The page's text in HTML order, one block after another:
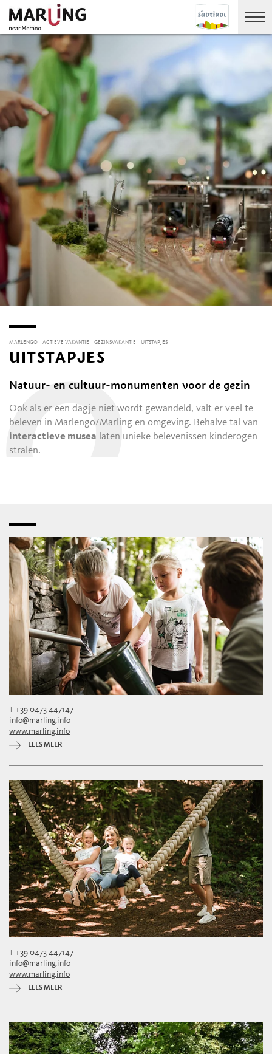
MARLENGO ACTIEVE VAKANTIE GEZINSVAKANTIE UITSTAPJES
UITSTAPJES
Natuur- en cultuur-monumenten voor de gezin
Ook als er een dagje niet wordt gewandeld, valt er veel te
beleven in Marlengo/Marling en omgeving. Behalve tal van
interactieve musea laten unieke belevenissen kinderogen
stralen.
T+39 0473 447147
info@marling.info
www.marling.info
LEES MEER
T+39 0473 447147
info@marling.info
www.marling.info
LEES MEER